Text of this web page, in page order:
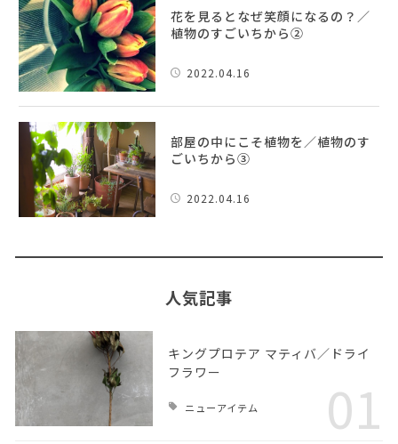
花を見るとなぜ笑顔になるの？／
植物のすごいちから②
2022.04.16
部屋の中にこそ植物を／植物のす
ごいちから③
2022.04.16
人気記事
キングプロテア マティバ／ドライ
フラワー
ニューアイテム 01